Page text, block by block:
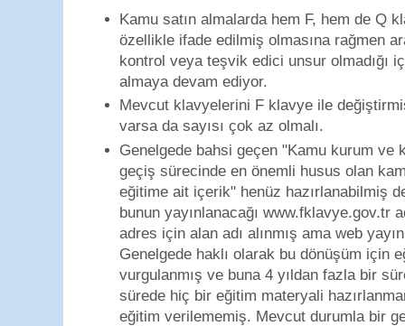
Kamu satın almalarda hem F, hem de Q
özellikle ifade edilmiş olmasına rağmen
kontrol veya teşvik edici unsur olmadığı
almaya devam ediyor.
Mevcut klavyelerini F klavye ile
varsa da sayısı çok az olmalı.
Genelgede bahsi geçen "Kamu kurum ve
geçiş sürecinde en önemli husus olan
eğitime ait içerik" henüz hazırlanabilmiş
bunun yayınlanacağı www.fklavye.gov.tr
adres için alan adı alınmış ama web
Genelgede haklı olarak bu dönüşüm için
vurgulanmış ve buna 4 yıldan fazla bir
sürede hiç bir eğitim materyali
eğitim verilememiş. Mevcut durumla bir